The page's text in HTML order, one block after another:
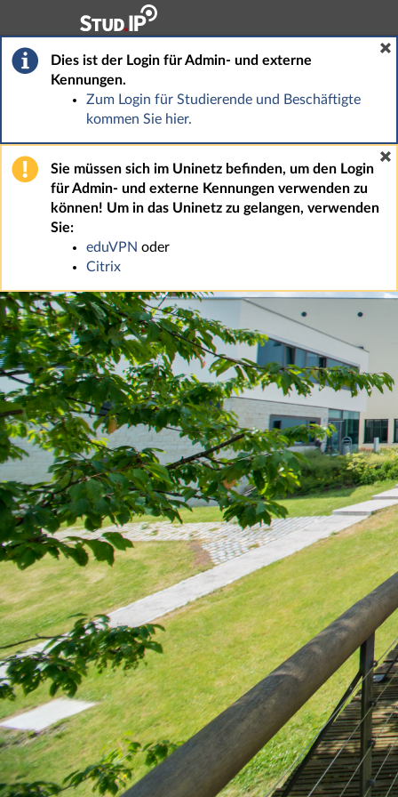
Hauptnavigation
Fußzeile
Dies ist der Login für Admin- und externe
Kennungen.
Zum Login für Studierende und Beschäftigte
kommen Sie hier.
Sie müssen sich im Uninetz befinden, um den Login
für Admin- und externe Kennungen verwenden zu
können! Um in das Uninetz zu gelangen, verwenden
Sie:
eduVPN oder
Citrix